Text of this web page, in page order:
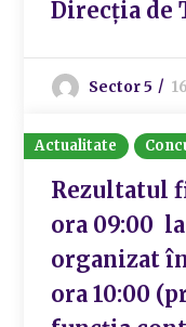
Direcția de
Sector 5
Actualitate
Rezultatul
ora 09:00
organizat în
ora 10:00